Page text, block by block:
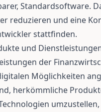
Standardsoftware.
reduzieren und eine
stattfinden.
und
der
Möglichkeiten
herkömmliche